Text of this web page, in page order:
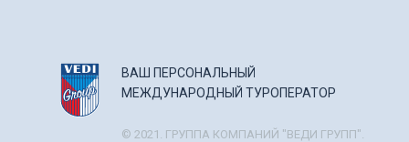
ВАШ ПЕРСОНАЛЬНЫЙ
МЕЖДУНАРОДНЫЙ ТУРОПЕРАТОР
© 2021. ГРУППА КОМПАНИЙ "ВЕДИ ГРУПП".